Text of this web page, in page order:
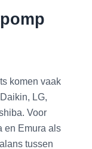
komen vaak
LG,
Voor
en Emura als
tussen